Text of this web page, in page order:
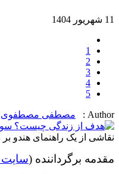
11 شهریور 1404
1
2
3
4
5
Author : مصطفی مصطفوی
نقاشی از یک راهنمای هندو بر
مقدمه برگرداننده (سایت